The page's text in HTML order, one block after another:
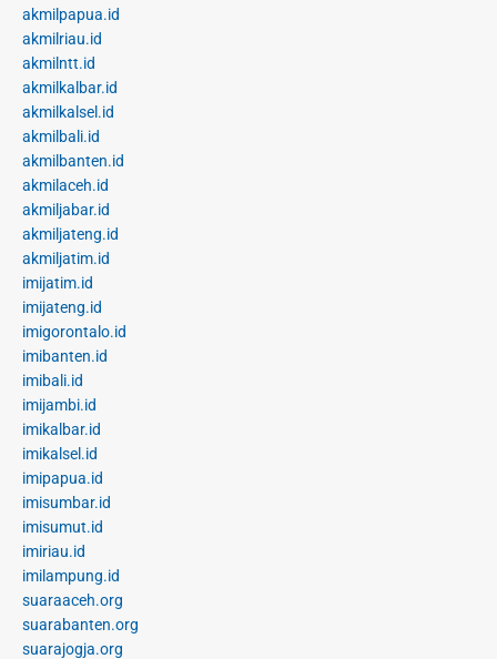
akmilpapua.id
akmilriau.id
akmilntt.id
akmilkalbar.id
akmilkalsel.id
akmilbali.id
akmilbanten.id
akmilaceh.id
akmiljabar.id
akmiljateng.id
akmiljatim.id
imijatim.id
imijateng.id
imigorontalo.id
imibanten.id
imibali.id
imijambi.id
imikalbar.id
imikalsel.id
imipapua.id
imisumbar.id
imisumut.id
imiriau.id
imilampung.id
suaraaceh.org
suarabanten.org
suarajogja.org